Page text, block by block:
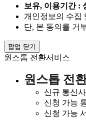
보유, 이용기간 :
개인정보의 수집
단, 본 동의를 거
팝업 닫기
원스톱 전환서비스
원스톱 전
신규 통신
신청 가능
신청 가능